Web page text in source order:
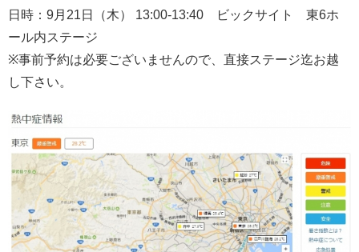
日時：9月21日（木） 13:00-13:40 ビックサイト 東6ホ
ール内ステージ
※事前予約は必要ございませんので、直接ステージ迄お越
し下さい。